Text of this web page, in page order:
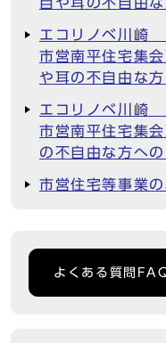
エコリノベ川崎
市営南平住宅集
や耳の不自由な
エコリノベ川崎
市営南平住宅集
の不自由な方へ
市営住宅等事業
よくある質問